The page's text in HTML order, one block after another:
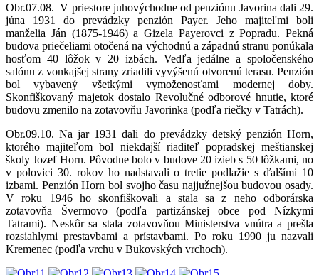
Obr.07.08. V priestore juhovýchodne od penziónu Javorina dali 29.
júna 1931 do prevádzky penzión Payer. Jeho majitel'mi boli
manželia Ján (1875-1946) a Gizela Payerovci z Popradu. Pekná
budova priečeliami otočená na východnú a západnú stranu ponúkala
hosťom 40 lôžok v 20 izbách. Vedľa jedálne a spoločenského
salónu z vonkajšej strany zriadili vyvýšenú otvorenú terasu. Penzión
bol vybavený všetkými vymoženosťami modernej doby.
Skonfiškovaný majetok dostalo Revolučné odborové hnutie, ktoré
budovu zmenilo na zotavovňu Javorinka (podľa riečky v Tatrách).
Obr.09.10. Na jar 1931 dali do prevádzky detský penzión Horn,
ktorého majiteľom bol niekdajší riaditeľ popradskej meštianskej
školy Jozef Horn. Pôvodne bolo v budove 20 izieb s 50 lôžkami, no
v polovici 30. rokov ho nadstavali o tretie podlažie s ďalšími 10
izbami. Penzión Horn bol svojho času najjužnejšou budovou osady.
V roku 1946 ho skonfiškovali a stala sa z neho odborárska
zotavovňa Švermovo (podľa partizánskej obce pod Nízkymi
Tatrami). Neskôr sa stala zotavovňou Ministerstva vnútra a prešla
rozsiahlymi prestavbami a prístavbami. Po roku 1990 ju nazvali
Kremenec (podľa vrchu v Bukovských vrchoch).